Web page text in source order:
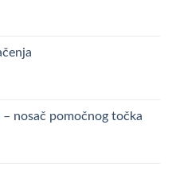
nosač pomočnog točka